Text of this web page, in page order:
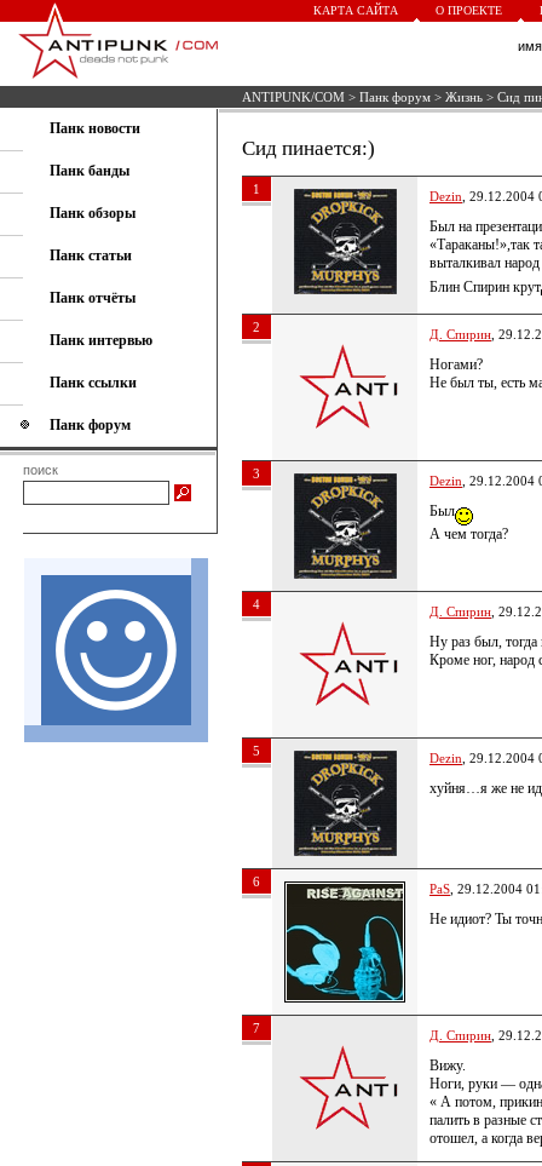
КАРТА САЙТА О ПРОЕКТЕ
ANTIPUNK/COM > Панк форум > Жизнь > Сид
Панк новости
Панк банды
Панк обзоры
Панк статьи
Панк отчёты
Панк интервью
Панк ссылки
Панк форум
поиск
Сид пинается:)
1 Dezin , 29.12.2004
Был на
«Тараканы!»,так
выталкивал
Блин Спирин крут
2 Д. Спирин ,
Ногами?
Не был ты, есть
3 Dezin , 29.12.2004
Был
А чем тогда?
4 Д. Спирин ,
Ну раз был, тогда
Кроме ног, народ
5 Dezin , 29.12.2004
хуйня…я же не
6 PaS , 29.12.2004
Не идиот? Ты
7 Д. Спирин ,
Вижу.
Ноги, руки —
« А потом,
палить в разные
отошел, а когда